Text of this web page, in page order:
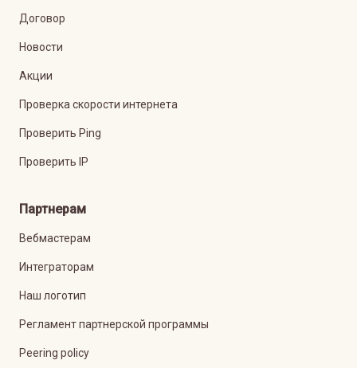
Договор
Новости
Акции
Проверка скорости интернета
Проверить Ping
Проверить IP
Партнерам
Вебмастерам
Интеграторам
Наш логотип
Регламент партнерской программы
Peering policy